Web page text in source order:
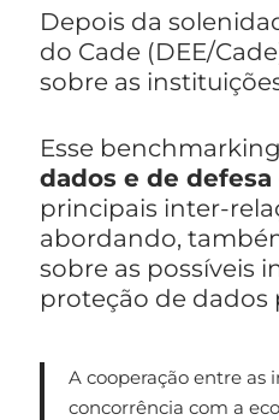
Depois da
do Cade (DEE/
sobre as
Esse
dados e de
principais inter-
abordando,
sobre as possíveis
proteção de dados
A cooperação entre as
concorrência com a